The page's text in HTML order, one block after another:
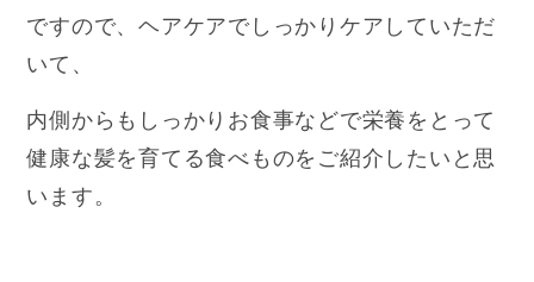
ですので、ヘアケアでしっかりケアしていただ
いて、
内側からもしっかりお食事などで栄養をとって
健康な髪を育てる食べものをご紹介したいと思
います。